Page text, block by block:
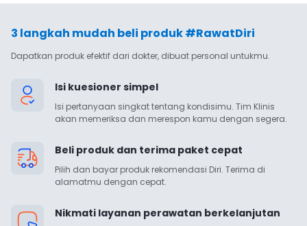
3 langkah mudah beli produk #RawatDiri
Dapatkan produk efektif dari dokter, dibuat personal untukmu.
Isi kuesioner simpel
Isi pertanyaan singkat tentang kondisimu. Tim Klinis
akan memeriksa dan merespon kamu dengan segera.
Beli produk dan terima paket cepat
Pilih dan bayar produk rekomendasi Diri. Terima di
alamatmu dengan cepat.
Nikmati layanan perawatan berkelanjutan